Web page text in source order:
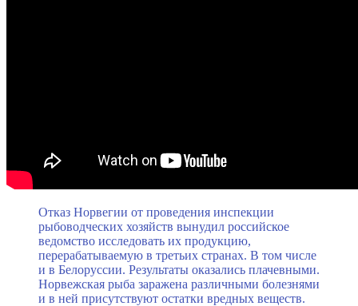
Отказ Норвегии от проведения инспекции
рыбоводческих хозяйств вынудил российское
ведомство исследовать их продукцию,
перерабатываемую в третьих странах. В том числе
и в Белоруссии. Результаты оказались плачевными.
Норвежская рыба заражена различными болезнями
и в ней присутствуют остатки вредных веществ.